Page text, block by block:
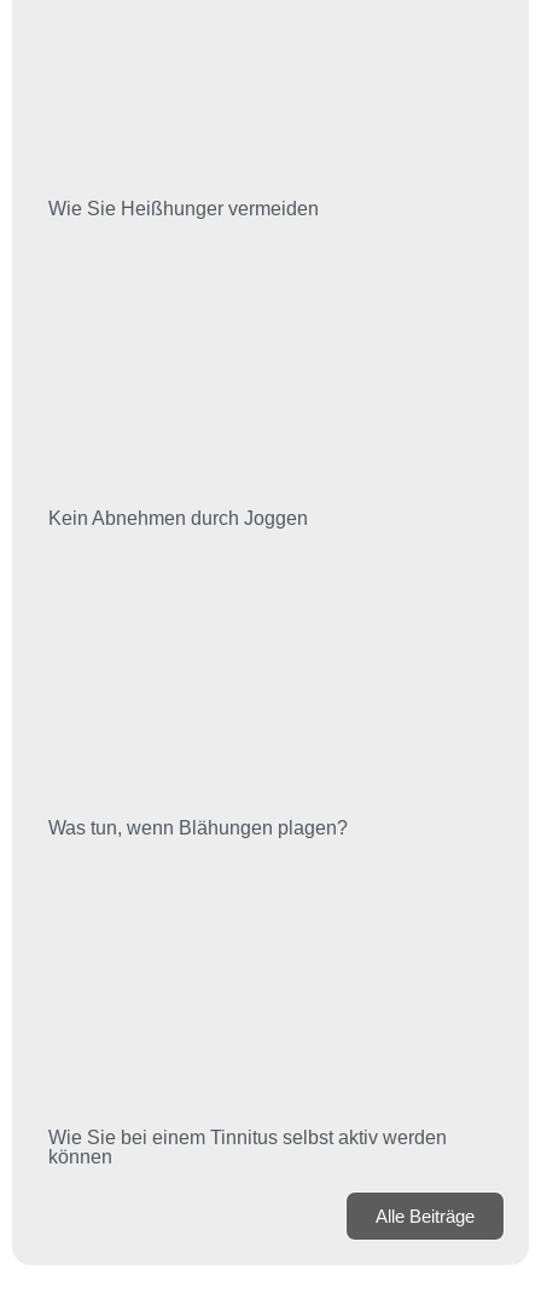
Wie Sie Heißhunger vermeiden
Kein Abnehmen durch Joggen
Was tun, wenn Blähungen plagen?
Wie Sie bei einem Tinnitus selbst aktiv werden
können
Alle Beiträge